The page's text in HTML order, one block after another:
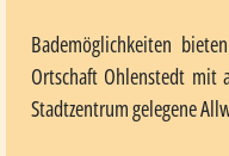
Bademöglichkeiten
Ortschaft Ohlenstedt mit
Stadtzentrum gelegene